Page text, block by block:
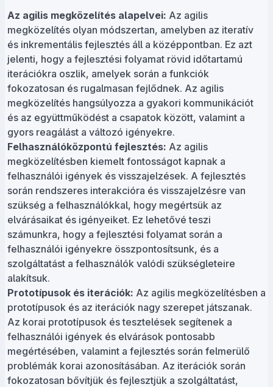
Az agilis megközelítés alapelvei: Az agilis
megközelítés olyan módszertan, amelyben az iteratív
és inkrementális fejlesztés áll a középpontban. Ez azt
jelenti, hogy a fejlesztési folyamat rövid időtartamú
iterációkra oszlik, amelyek során a funkciók
fokozatosan és rugalmasan fejlődnek. Az agilis
megközelítés hangsúlyozza a gyakori kommunikációt
és az együttműködést a csapatok között, valamint a
gyors reagálást a változó igényekre.
Felhasználóközpontú fejlesztés: Az agilis
megközelítésben kiemelt fontosságot kapnak a
felhasználói igények és visszajelzések. A fejlesztés
során rendszeres interakcióra és visszajelzésre van
szükség a felhasználókkal, hogy megértsük az
elvárásaikat és igényeiket. Ez lehetővé teszi
számunkra, hogy a fejlesztési folyamat során a
felhasználói igényekre összpontosítsunk, és a
szolgáltatást a felhasználók valódi szükségleteire
alakítsuk.
Prototípusok és iterációk: Az agilis megközelítésben a
prototípusok és az iterációk nagy szerepet játszanak.
Az korai prototípusok és tesztelések segítenek a
felhasználói igények és elvárások pontosabb
megértésében, valamint a fejlesztés során felmerülő
problémák korai azonosításában. Az iterációk során
fokozatosan bővítjük és fejlesztjük a szolgáltatást,